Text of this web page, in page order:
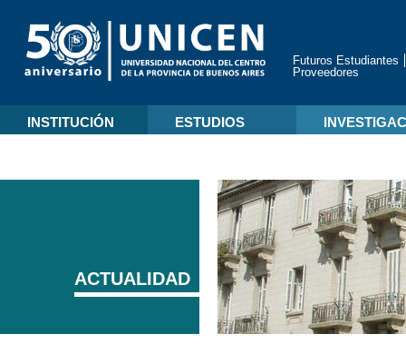
Futuros Estudiantes
Proveedores
INSTITUCIÓN ESTUDIOS
ACTUALIDAD